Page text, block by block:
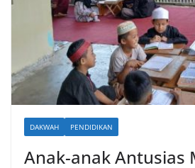
DAKWAH PENDIDIKAN
Anak-anak Antusias